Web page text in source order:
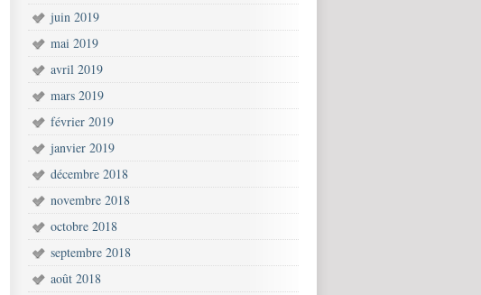
juin 2019
mai 2019
avril 2019
mars 2019
février 2019
janvier 2019
décembre 2018
novembre 2018
octobre 2018
septembre 2018
août 2018